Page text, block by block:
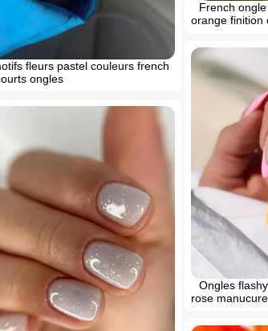
fleurs pastel couleurs french
ongles
French
orange finition
Ongles
rose